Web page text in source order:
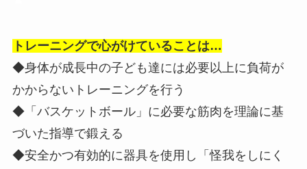
トレーニングで心がけていることは…
◆身体が成長中の子ども達には必要以上に負荷が
かからないトレーニングを行う
◆「バスケットボール」に必要な筋肉を理論に基
づいた指導で鍛える
◆安全かつ有効的に器具を使用し「怪我をしにく